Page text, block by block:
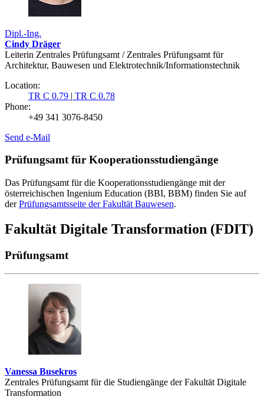
Dipl.-Ing.
Cindy Dräger
Leiterin Zentrales Prüfungsamt / Zentrales Prüfungsamt für
Architektur, Bauwesen und Elektrotechnik/Informationstechnik
Location:
TR C 0.79 | TR C 0.78
Phone:
+49 341 3076-8450
Send e-Mail
Prüfungsamt für Kooperationsstudiengänge
Das Prüfungsamt für die Kooperationsstudiengänge mit der
österreichischen Ingenium Education (BBI, BBM) finden Sie auf
derPrüfungsamtsseite der Fakultät Bauwesen.
Fakultät Digitale Transformation (FDIT)
Prüfungsamt
Vanessa Busekros
Zentrales Prüfungsamt für die Studiengänge der Fakultät Digitale
Transformation